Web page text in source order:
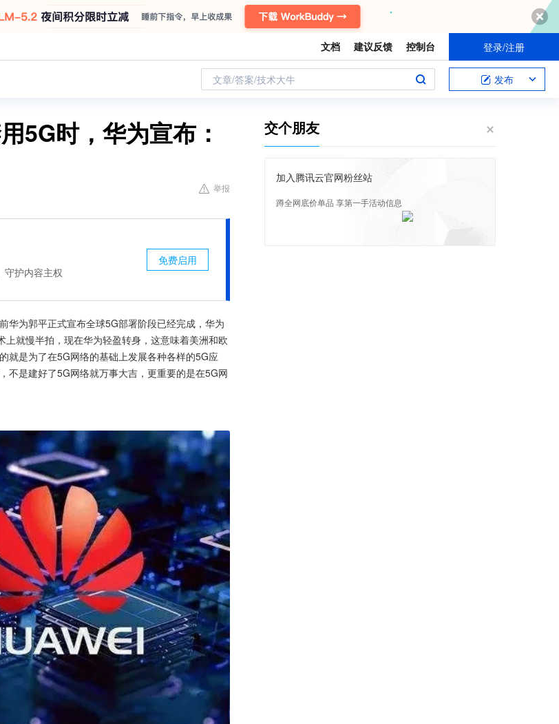
文档 建议反馈 控制台 登录/注册
文章/答案/技术大牛 发布
5G时，华为宣布：
举报
守护内容主权
免费启用
华为郭平正式宣布全球5G部署阶段已经完成，华为
就慢半拍，现在华为轻盈转身，这意味着美洲和欧
就是为了在5G网络的基础上发展各种各样的5G应
不是建好了5G网络就万事大吉，更重要的是在5G网
交个朋友
加入腾讯云官网粉丝站
蹲全网底价单品 享第一手活动信息